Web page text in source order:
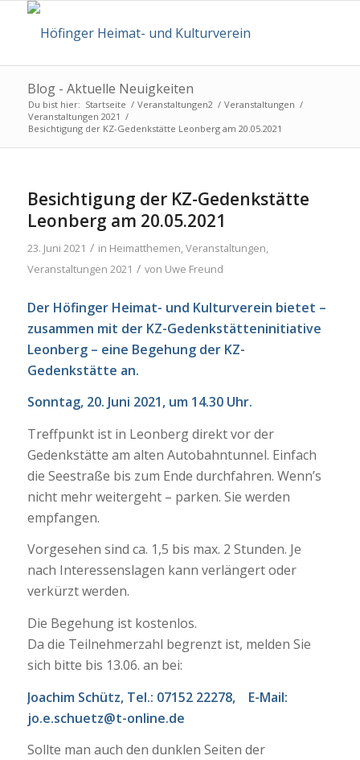
Blog - Aktuelle Neuigkeiten
Du bist hier: Startseite / Veranstaltungen2 / Veranstaltungen /
Veranstaltungen 2021 /
Besichtigung der KZ-Gedenkstätte Leonberg am 20.05.2021
Besichtigung der KZ-Gedenkstätte
Leonberg am 20.05.2021
23. Juni 2021 / in Heimatthemen,Veranstaltungen,
Veranstaltungen 2021 / von Uwe Freund
Der Höfinger Heimat- und Kulturverein bietet –
zusammen mit der KZ-Gedenkstätteninitiative
Leonberg – eine Begehung der KZ-
Gedenkstätte an.
Sonntag, 20. Juni 2021, um 14.30 Uhr.
Treffpunkt ist in Leonberg direkt vor der
Gedenkstätte am alten Autobahntunnel. Einfach
die Seestraße bis zum Ende durchfahren. Wenn’s
nicht mehr weitergeht – parken. Sie werden
empfangen.
Vorgesehen sind ca. 1,5 bis max. 2 Stunden. Je
nach Interessenslagen kann verlängert oder
verkürzt werden.
Die Begehung ist kostenlos.
Da die Teilnehmerzahl begrenzt ist, melden Sie
sich bitte bis 13.06. an bei:
Joachim Schütz, Tel.: 07152 22278, E-Mail:
jo.e.schuetz@t-online.de
Sollte man auch den dunklen Seiten der